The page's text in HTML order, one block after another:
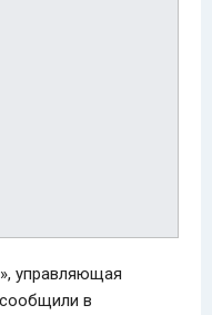
управляющая
в